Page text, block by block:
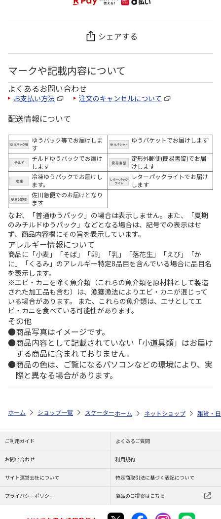
シェアする
マークや記載内容について
よくあるお問い合わせ
お支払い方法 注文のキャンセルについて
配送情報について
ゆうパック等でお届けしま
す
ゆうパケットでお届けします
チルドゆうパックでお届け
します
定形外郵便(簡易書留)でお届
けします
冷凍ゆうパックでお届けし
ます。
レターパックライトでお届け
します
佐川急便でのお届けとなり
ます
なお、「普通ゆうパック」の場合は表示しません。また、「夏期
のみチルドゆうパック」などとなる場合は、記号での表示はせ
ず、商品内容欄にその旨を表示しています。
アレルギー情報について
商品に「小麦」「そば」「卵」「乳」「落花生」「えび」「か
に」「くるみ」のアレルギー特定8品目を含んでいる場合に品目名
を表示します。
※エビ・カニを除く魚介類（これらの魚介類を原材料として製造
された加工品も含む）は、漁獲漁法によりエビ・カニが混じって
いる場合があります。 また、これらの魚介類は、エサとしてエ
ビ・カニを食べている可能性があります。
その他
商品写真はイメージです。
商品内容として記載されていない「小道具類」はお届け
する商品に含まれておりません。
商品の色は、ご覧になるパソコンなどの環境により、実
際と異なる場合があります。
ホーム ショップ一覧 スケーター 六角ブローボトル 250ml クロミ 花
ホーム ネットショップ 雑貨・
ご利用ガイド よくあるご質問
お問い合わせ 利用規約
サイト運営会社について 特定商取引法に基づく表記について
プライバシーポリシー 商品のご提案はこちら